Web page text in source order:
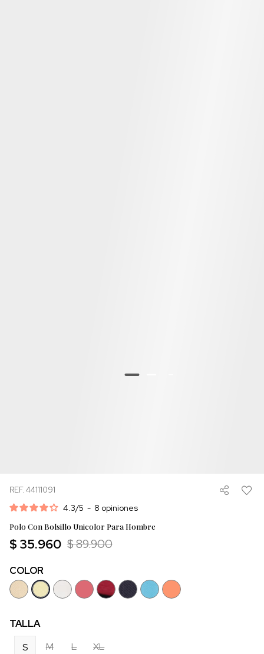
REF. 44111091
4.3/5 - 8 opiniones
Polo Con Bolsillo Unicolor Para Hombre
$ 35.960 $ 89.900
COLOR
TALLA
S
M L XL